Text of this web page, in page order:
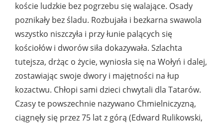
koście ludzkie bez pogrzebu się walające. Osady
poznikały bez śladu. Rozbujała i bezkarna swawola
wszystko niszczyła i przy łunie palących się
kościołów i dworów siła dokazywała. Szlachta
tutejsza, drżąc o życie, wyniosła się na Wołyń i dalej,
zostawiając swoje dwory i majętności na łup
kozactwu. Chłopi sami dzieci chwytali dla Tatarów.
Czasy te powszechnie nazywano Chmielniczyzną,
ciągnęły się przez 75 lat z górą (Edward Rulikowski,